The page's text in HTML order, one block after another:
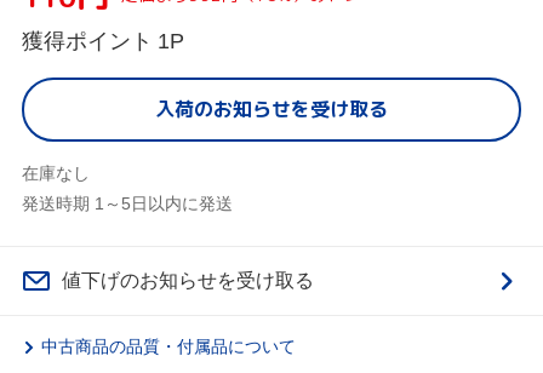
獲得ポイント 1P
入荷のお知らせを受け取る
在庫なし
発送時期 1～5日以内に発送
値下げのお知らせを受け取る
中古商品の品質・付属品について